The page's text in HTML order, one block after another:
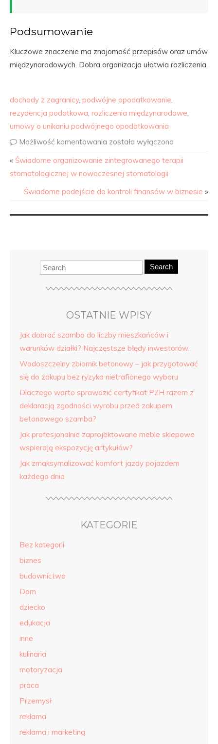
Podsumowanie
Kluczowe znaczenie ma znajomość przepisów oraz umów
międzynarodowych. Dobra organizacja ułatwia rozliczenia.
dochody z zagranicy, podwójne opodatkowanie,
rezydencja podatkowa, rozliczenia międzynarodowe,
umowy o unikaniu podwójnego opodatkowania
Możliwość komentowania została wyłączona
« Świadome organizowanie zintegrowanego terapii
stomatologicznej w nowoczesnej stomatologii
Świadome podejście do kontroli finansów w biznesie »
Search
OSTATNIE WPISY
Jak dobrać szambo do liczby mieszkańców i
warunków działki? Najczęstsze błędy inwestorów.
Wodoszczelny zbiornik betonowy – jak przygotować
się do zakupu bez ryzyka nietrafionego wyboru
Dlaczego warto sprawdzić certyfikat PZH razem z
deklaracją zgodności wyrobu przed zakupem
betonowego szamba?
Jak profesjonalnie zaprojektowane meble sklepowe
wspierają ekspozycję artykułów?
Jak zmaksymalizować komfort jazdy pojazdem
każdego dnia
KATEGORIE
Bez kategorii
biznes
budownictwo
Dom
dziecko
edukacja
inne
kulinaria
motoryzacja
praca
Przemysł
reklama
reklama i marketing